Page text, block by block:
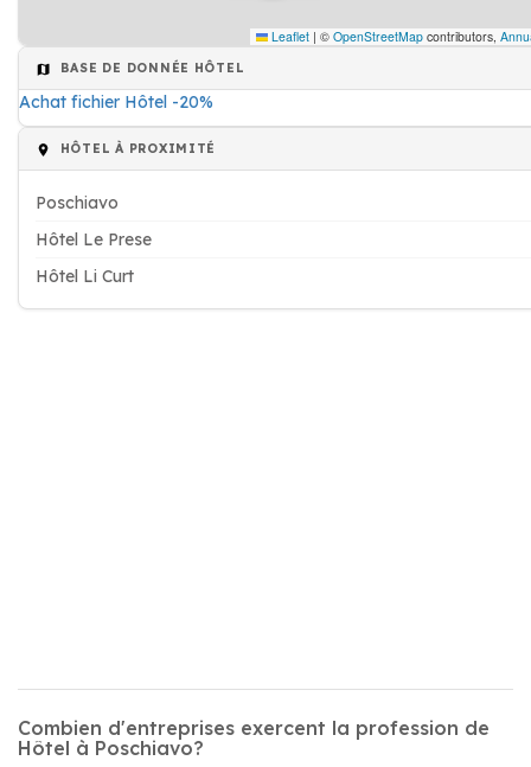
Leaflet | © OpenStreetMap contributors,
BASE DE DONNÉE HÔTEL
Achat fichier Hôtel -20%
HÔTEL À PROXIMITÉ
Poschiavo
Hôtel Le Prese
Hôtel Li Curt
Combien d'entreprises exercent la profession de
Hôtel à Poschiavo?